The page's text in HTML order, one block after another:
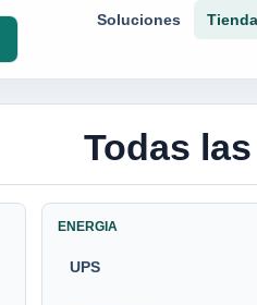
Soluciones Tienda
Todas
ENERGIA
UPS